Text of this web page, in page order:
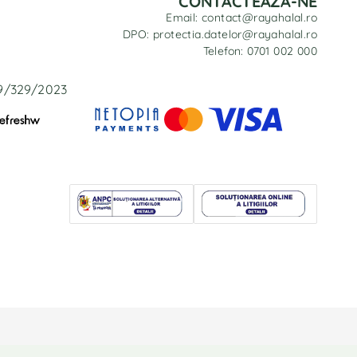
329/2023
Email: contact@rayahalal.ro
DPO: protectia.datelor@rayahalal.ro
Telefon: 0701 002 000